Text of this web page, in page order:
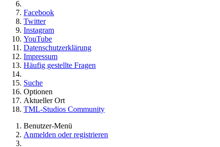
Facebook
Twitter
Instagram
YouTube
Datenschutzerklärung
Impressum
Häufig gestellte Fragen
Suche
Optionen
Aktueller Ort
TML-Studios Community
Benutzer-Menü
Anmelden oder registrieren